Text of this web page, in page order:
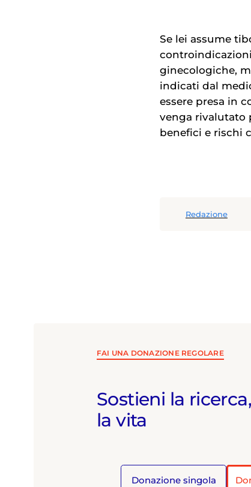
Se lei assume
ginecologiche,
indicati dal
essere presa in
venga rivalutato
benefici e rischi
Redazione
FAI UNA DONAZIONE REGOLARE
Sostieni la
la vita
Donazione singola